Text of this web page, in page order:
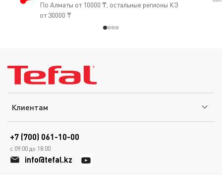
По Алматы от 10000 ₸, остальные регионы КЗ
от 30000 ₸
Клиентам
+7 (700) 061-10-00
с 09.00 до 18.00
info@tefal.kz